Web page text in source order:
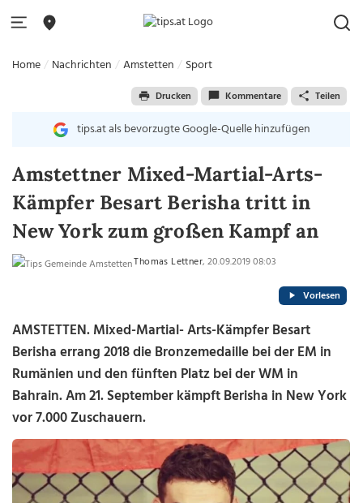
Home Nachrichten Amstetten Sport
Drucken Kommentare Teilen
tips.at als bevorzugte Google-Quelle hinzufügen
Amstettner Mixed-Martial-Arts-
Kämpfer Besart Berisha tritt in
New York zum großen Kampf an
Thomas Lettner, 20.09.2019 08:03
Vorlesen
AMSTETTEN. Mixed-Martial- Arts-Kämpfer Besart
Berisha errang 2018 die Bronzemedaille bei der EM in
Rumänien und den fünften Platz bei der WM in
Bahrain. Am 21. September kämpft Berisha in New York
vor 7.000 Zuschauern.